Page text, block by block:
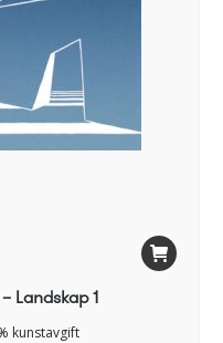
Landskap 1
kunstavgift